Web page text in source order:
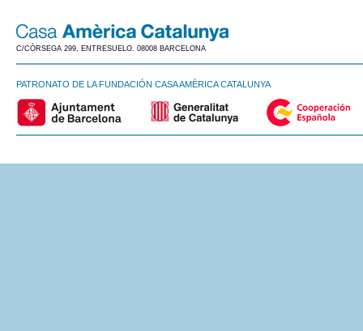
C/CÒRSEGA 299, ENTRESUELO. 08008 BARCELONA
PATRONATO DE LA FUNDACIÓN CASA AMÈRICA CATALUNYA